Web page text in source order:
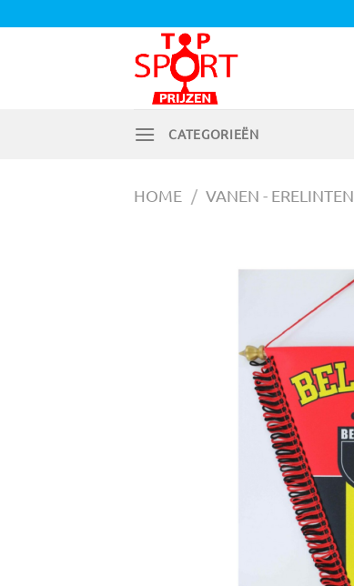
naar
CATEGORIEËN
HOME / VANEN - ERELINTEN